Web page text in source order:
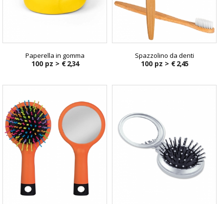
Paperella in gomma
100 pz > € 2,34
Spazzolino da denti
100 pz > € 2,45